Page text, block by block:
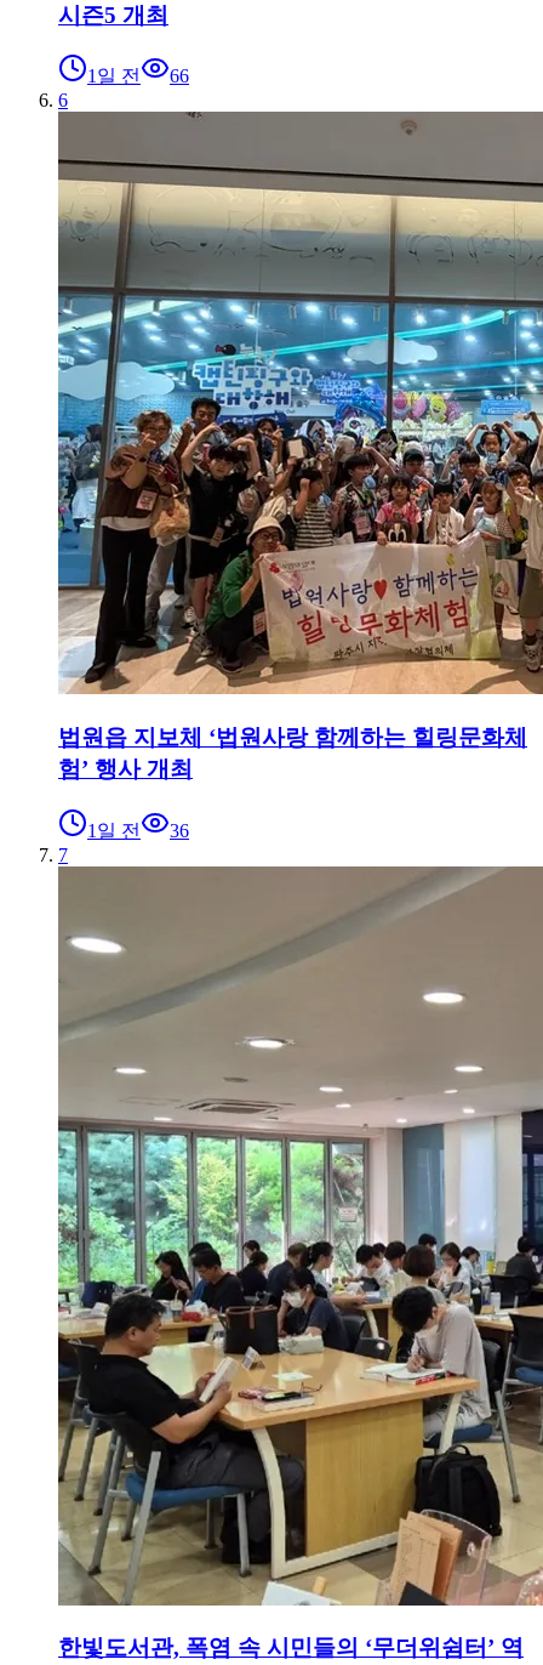
시즌5 개최
1일 전
66
6
법원읍 지보체 ‘법원사랑 함께하는 힐링문화체
험’ 행사 개최
1일 전
36
7
한빛도서관, 폭염 속 시민들의 ‘무더위쉼터’ 역